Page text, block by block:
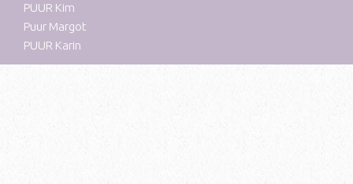
PUUR Kim
Puur Margot
PUUR Karin